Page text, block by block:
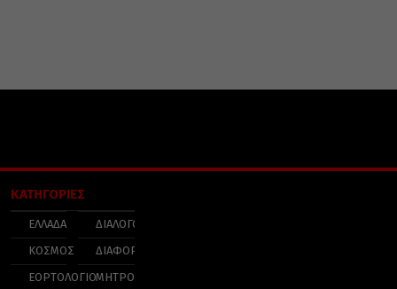
ΚΑΤΗΓΟΡΙΕΣ
ΕΛΛΑΔΑ
ΚΟΣΜΟΣ
ΕΟΡΤΟΛΟΓΙΟ
ΔΙΑΛΟΓΟΣ
ΔΙΑΦΟΡΑ
ΜΗΤΡΟΠΟΛΕΙΣ